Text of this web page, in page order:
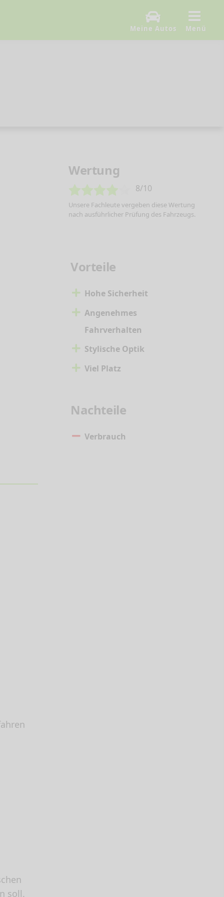
Menü
Meine Autos
Wertung
8/10
Unsere Fachleute vergeben diese Wertung
nach ausführlicher Prüfung des Fahrzeugs.
Vorteile
Hohe Sicherheit
Angenehmes
Fahrverhalten
Stylische Optik
Viel Platz
Nachteile
Verbrauch
soll.